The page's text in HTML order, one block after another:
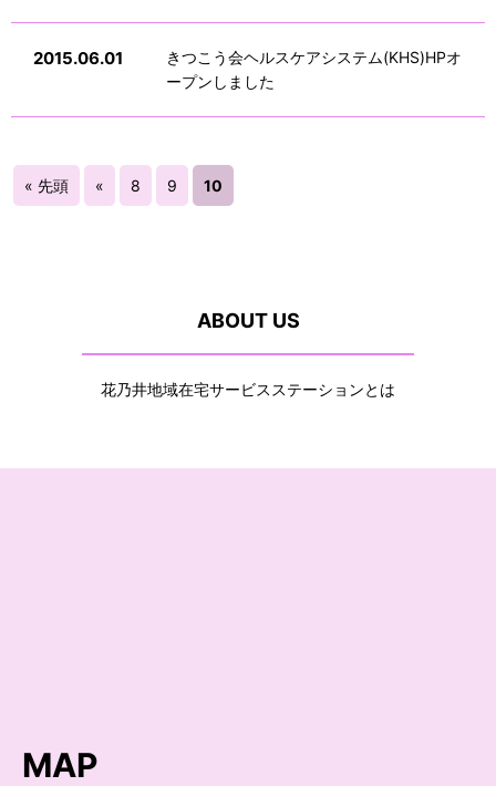
2015.06.01
きつこう会ヘルスケアシステム(KHS)HPオ
ープンしました
« 先頭 « 8 9 10
ABOUT US
花乃井地域在宅サービスステーションとは
MAP